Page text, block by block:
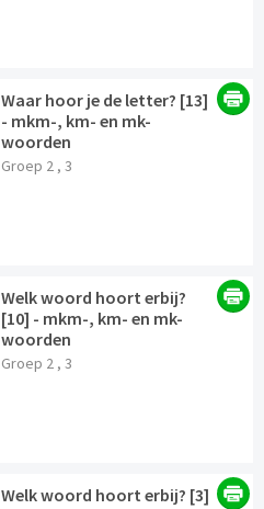
Waar hoor je de letter? [13]
- mkm-, km- en mk-
woorden
Groep 2 , 3
Welk woord hoort erbij?
[10] - mkm-, km- en mk-
woorden
Groep 2 , 3
Welk woord hoort erbij? [3]